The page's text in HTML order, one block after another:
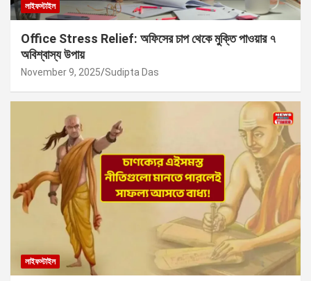
লাইফস্টাইল
Office Stress Relief: অফিসের চাপ থেকে মুক্তি পাওয়ার ৭
অবিশ্বাস্য উপায়
November 9, 2025 Sudipta Das
লাইফস্টাইল